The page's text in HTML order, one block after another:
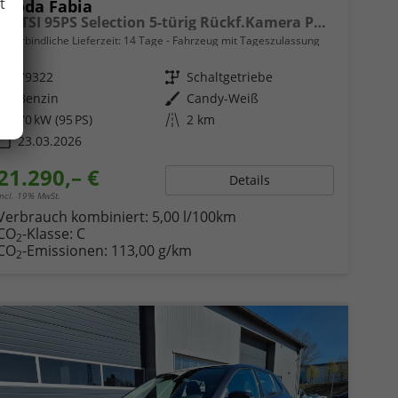
Fabia
1.0 TSI 95PS Selection 5-türig Rückf.Kamera Parksensoren Sitzheizung Multifunktionslenkrad Klima Skoda-Radio Bluetooth Touchscreen Tempomat Nebelsch. Apple CarPlay + Android Auto
unverbindliche Lieferzeit: 14 Tage Fahrzeug mit Tageszulassung
79322 Getriebe Schaltgetriebe
Benzin Außenfarbe Candy-Weiß
70 kW (95 PS) Kilometerstand 2 km
23.03.2026
€
19% MwSt.
Details
kombiniert: 5,00 l/100km
2-Klasse: C
2-Emissionen: 113,00 g/km